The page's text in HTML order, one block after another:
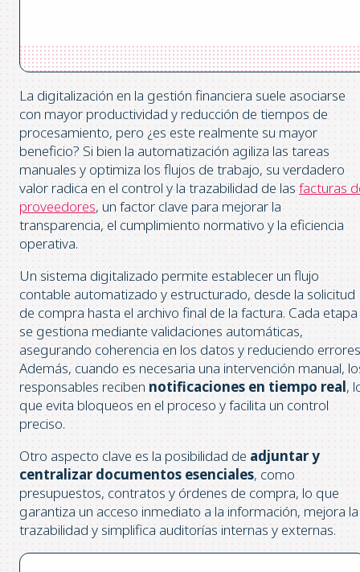
La digitalización en la gestión financiera suele asociarse
con mayor productividad y reducción de tiempos de
procesamiento, pero ¿es este realmente su mayor
beneficio? Si bien la automatización agiliza las tareas
manuales y optimiza los flujos de trabajo, su verdadero
valor radica en el control y la trazabilidad de las facturas
proveedores, un factor clave para mejorar la
transparencia, el cumplimiento normativo y la eficiencia
operativa.
Un sistema digitalizado permite establecer un flujo
contable automatizado y estructurado, desde la solicitud
de compra hasta el archivo final de la factura. Cada etapa
se gestiona mediante validaciones automáticas,
asegurando coherencia en los datos y reduciendo
Además, cuando es necesaria una intervención manual,
responsables reciben notificaciones en tiempo real,
que evita bloqueos en el proceso y facilita un control
preciso.
Otro aspecto clave es la posibilidad de adjuntar y
centralizar documentos esenciales, como
presupuestos, contratos y órdenes de compra, lo que
garantiza un acceso inmediato a la información, mejora la
trazabilidad y simplifica auditorías internas y externas.